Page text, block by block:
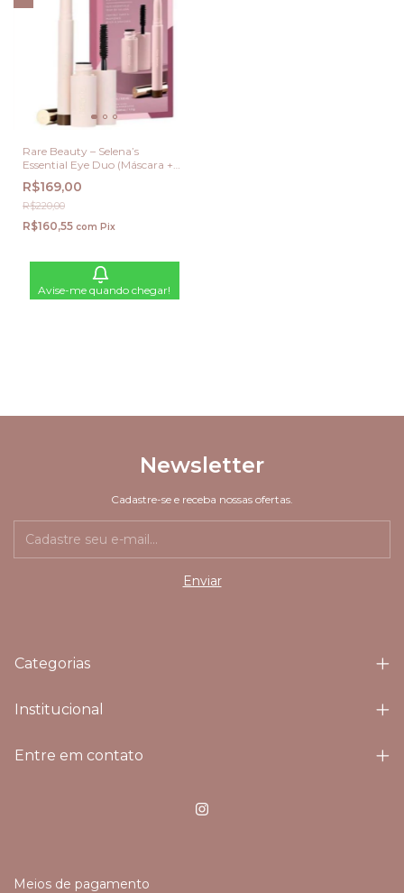
Rare Beauty – Selena’s
Essential Eye Duo (Máscara +
Sombra em Bastão)
R$169,00
R$220,00
R$160,55 com Pix
Avise-me quando chegar!
Newsletter
Cadastre-se e receba nossas ofertas.
Categorias
Institucional
Entre em contato
Meios de pagamento